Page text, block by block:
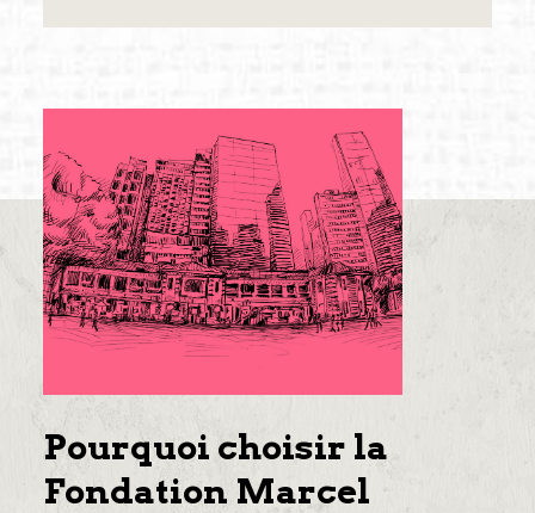
Pourquoi choisir la
Fondation Marcel